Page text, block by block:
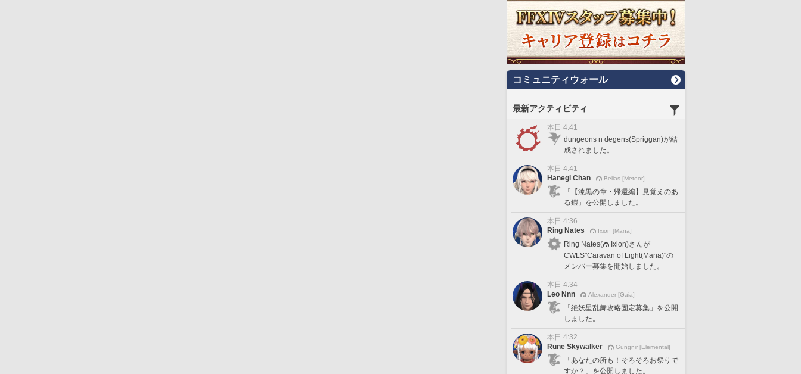
コミュニティウォール
最新アクティビティ
本日 4:41
dungeons n degens(Spriggan)が結
成されました。
本日 4:41
Hanegi Chan
Belias [Meteor]
「【漆黒の章・帰還編】見覚えのあ
る鎧」を公開しました。
本日 4:36
Ring Nates
Ixion [Mana]
Ring Nates(
Ixion)さんが
CWLS"Caravan of Light(Mana)"の
メンバー募集を開始しました。
本日 4:34
Leo Nnn
Alexander [Gaia]
「絶妖星乱舞攻略固定募集」を公開
しました。
本日 4:32
Rune Skywalker
Gungnir [Elemental]
「あなたの所も！そろそろお祭りで
すか？」を公開しました。